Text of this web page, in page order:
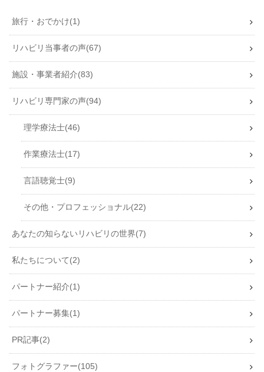
旅行・おでかけ 1
リハビリ当事者の声 67
施設・事業者紹介 83
リハビリ専門家の声 94
理学療法士 46
作業療法士 17
言語聴覚士 9
その他・プロフェッショナル 22
あなたの知らないリハビリの世界 7
私たちについて 2
パートナー紹介 1
パートナー募集 1
PR記事 2
フォトグラファー 105